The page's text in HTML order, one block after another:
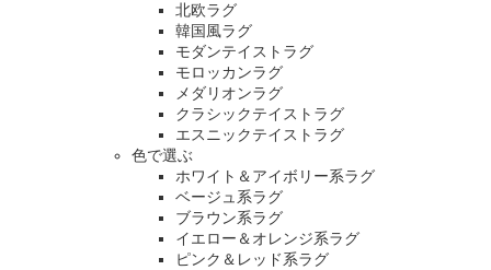
北欧ラグ
韓国風ラグ
モダンテイストラグ
モロッカンラグ
メダリオンラグ
クラシックテイストラグ
エスニックテイストラグ
色で選ぶ
ホワイト＆アイボリー系ラグ
ベージュ系ラグ
ブラウン系ラグ
イエロー＆オレンジ系ラグ
ピンク＆レッド系ラグ